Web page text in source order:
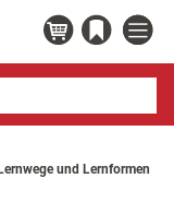
und Lernformen